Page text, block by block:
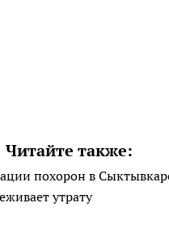
Читайте также:
похорон в
утрату